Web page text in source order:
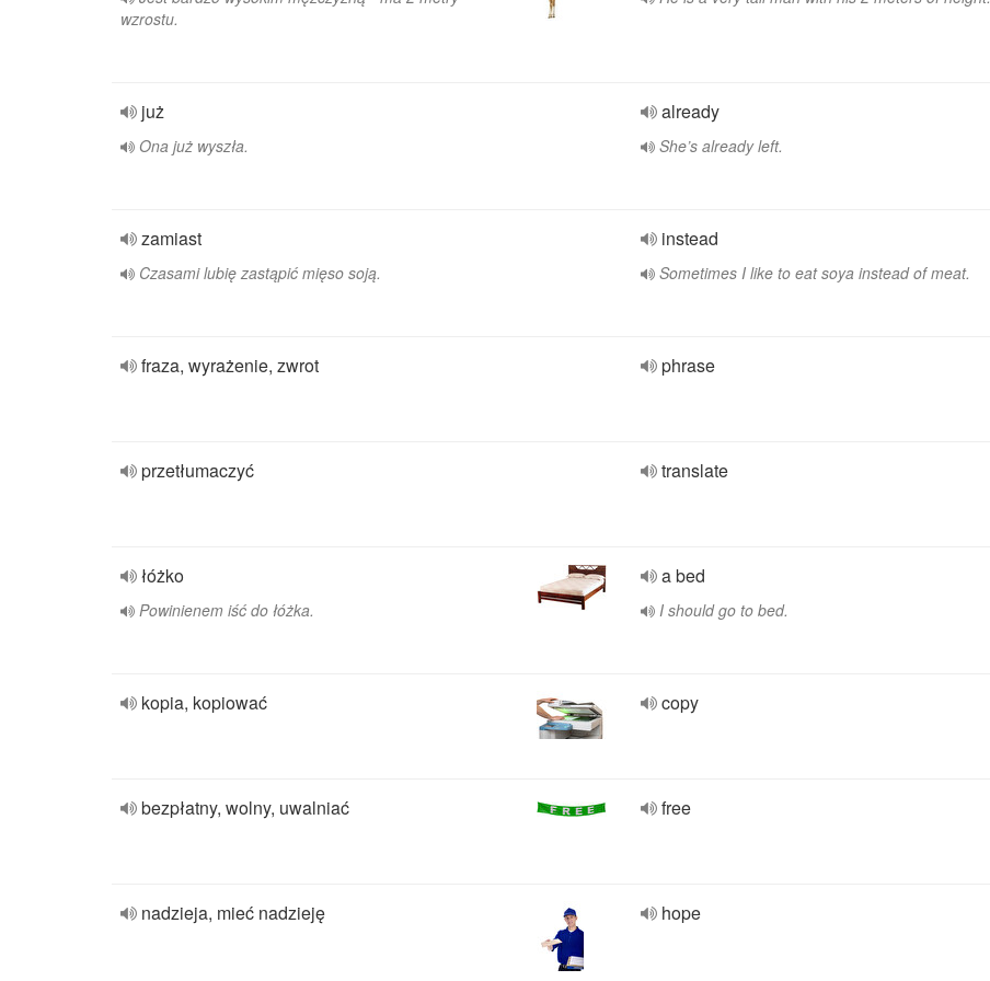
wzrostu.
już
Ona już wyszła.
already
She’s already left.
zamiast
Czasami lubię zastąpić mięso soją.
instead
Sometimes I like to eat soya instead of meat.
fraza, wyrażenie, zwrot phrase
przetłumaczyć translate
łóżko
Powinienem iść do łóżka.
a bed
I should go to bed.
kopia, kopiować copy
bezpłatny, wolny, uwalniać free
nadzieja, mieć nadzieję hope